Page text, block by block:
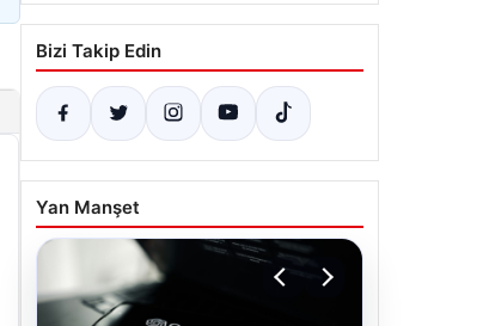
Bizi Takip Edin
Yan Manşet